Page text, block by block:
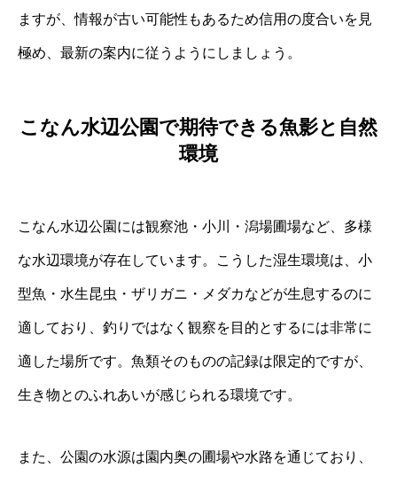
ますが、情報が古い可能性もあるため信用の度合いを見
極め、最新の案内に従うようにしましょう。
こなん水辺公園で期待できる魚影と自然
環境
こなん水辺公園には観察池・小川・潟場圃場など、多様
な水辺環境が存在しています。こうした湿生環境は、小
型魚・水生昆虫・ザリガニ・メダカなどが生息するのに
適しており、釣りではなく観察を目的とするには非常に
適した場所です。魚類そのものの記録は限定的ですが、
生き物とのふれあいが感じられる環境です。
また、公園の水源は園内奥の圃場や水路を通じており、